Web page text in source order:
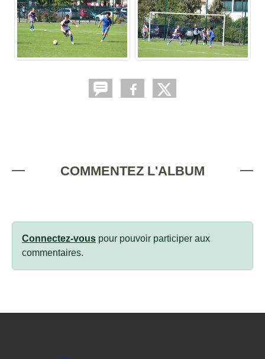
COMMENTEZ L'ALBUM
Connectez-vous pour pouvoir participer aux
commentaires.